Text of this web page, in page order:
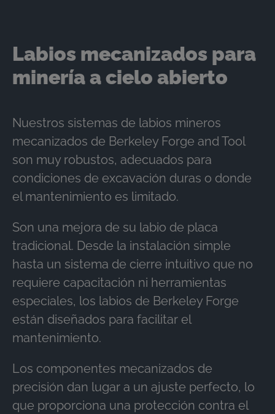
Labios mecanizados para
minería a cielo abierto
Nuestros sistemas de labios mineros
mecanizados de Berkeley Forge and Tool
son muy robustos, adecuados para
condiciones de excavación duras o donde
el mantenimiento es limitado.
Son una mejora de su labio de placa
tradicional. Desde la instalación simple
hasta un sistema de cierre intuitivo que no
requiere capacitación ni herramientas
especiales, los labios de Berkeley Forge
están diseñados para facilitar el
mantenimiento.
Los componentes mecanizados de
precisión dan lugar a un ajuste perfecto, lo
que proporciona una protección contra el